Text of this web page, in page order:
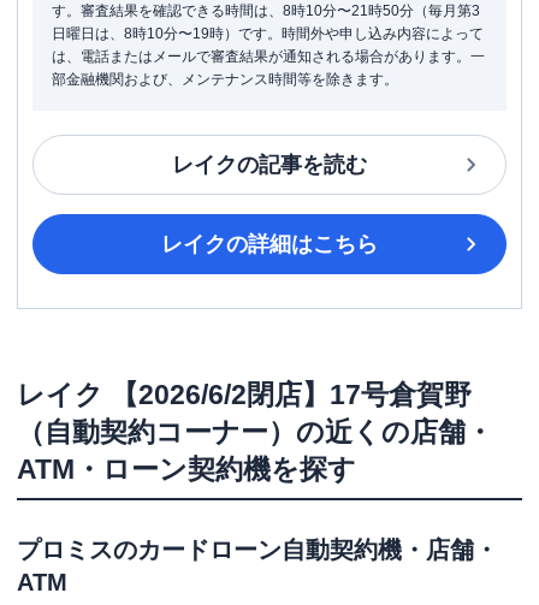
す。審査結果を確認できる時間は、8時10分〜21時50分（毎月第3
日曜日は、8時10分〜19時）です。時間外や申し込み内容によって
は、電話またはメールで審査結果が通知される場合があります。一
部金融機関および、メンテナンス時間等を除きます。
レイクの記事を読む
レイクの詳細はこちら
レイク
【2026/6/2閉店】17号倉賀野
（自動契約コーナー） の近くの店舗・
ATM・ローン契約機を探す
プロミスのカードローン自動契約機・店舗・
ATM